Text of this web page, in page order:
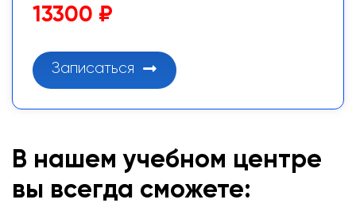
13300 ₽
Записаться
В нашем учебном центре
вы всегда сможете: